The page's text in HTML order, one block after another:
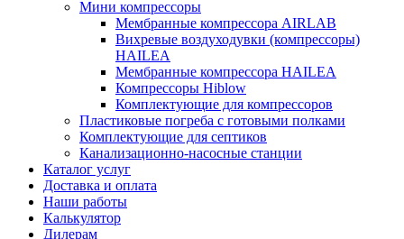
Мини компрессоры
Мембранные компрессора AIRLAB
Вихревые воздуходувки (компрессоры)
HAILEA
Мембранные компрессора HAILEA
Компрессоры Hiblow
Комплектующие для компрессоров
Пластиковые погреба с готовыми полками
Комплектующие для септиков
Канализационно-насосные станции
Каталог услуг
Доставка и оплата
Наши работы
Калькулятор
Дилерам